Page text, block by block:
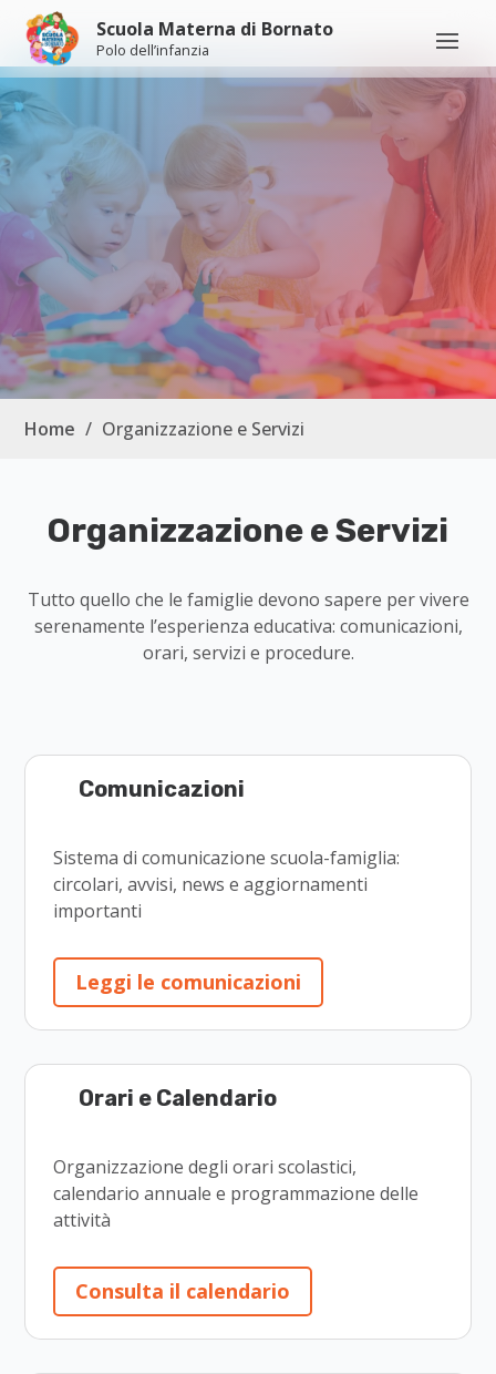
Scuola Materna di Bornato
Polo dell’infanzia
Home / Organizzazione e Servizi
Organizzazione e Servizi
Tutto quello che le famiglie devono sapere per vivere
serenamente l’esperienza educativa: comunicazioni,
orari, servizi e procedure.
Comunicazioni
Sistema di comunicazione scuola-famiglia:
circolari, avvisi, news e aggiornamenti
importanti
Leggi le comunicazioni
Orari e Calendario
Organizzazione degli orari scolastici,
calendario annuale e programmazione delle
attività
Consulta il calendario